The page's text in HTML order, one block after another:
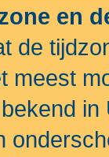
en
de
meest